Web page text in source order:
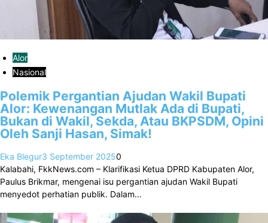
Alor
Nasional
Polemik Pergantian Ajudan Wakil Bupati
Alor: Kewenangan Mutlak Ada di Bupati,
Bukan di Wakil, Sekda, Atau BKPSDM, Opini
Oleh Sanji Hasan, Simak!
Eka Blegur3 September 20250
Kalabahi, FkkNews.com – Klarifikasi Ketua DPRD Kabupaten Alor,
Paulus Brikmar, mengenai isu pergantian ajudan Wakil Bupati
menyedot perhatian publik. Dalam…